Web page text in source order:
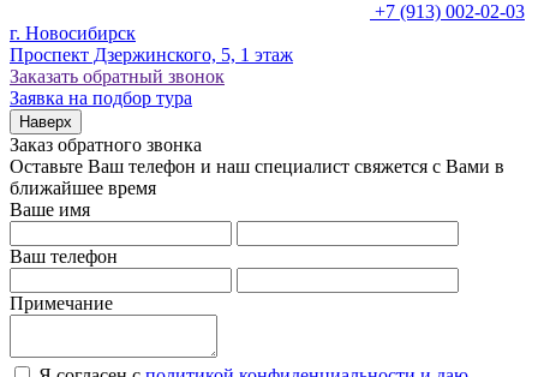
+7 (913) 002-02-03
г. Новосибирск
Проспект Дзержинского, 5, 1 этаж
Заказать обратный звонок
Заявка на подбор тура
Наверх
Заказ обратного звонка
Оставьте Ваш телефон и наш специалист свяжется с Вами в
ближайшее время
Ваше имя
Ваш телефон
Примечание